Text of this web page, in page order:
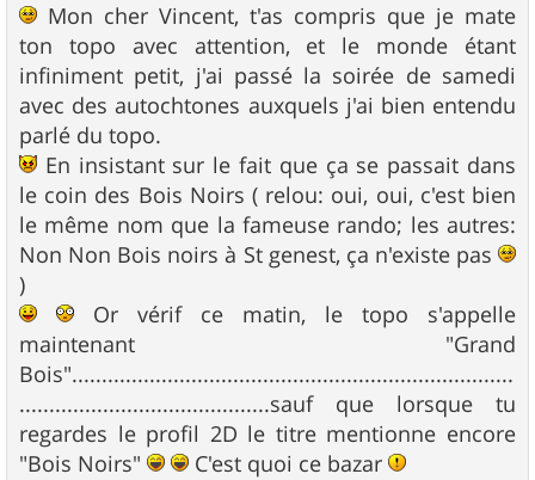
s
a
g
e
Mon cher Vincent, t'as compris que je mate
ton topo avec attention, et le monde étant
infiniment petit, j'ai passé la soirée de samedi
avec des autochtones auxquels j'ai bien entendu
parlé du topo.
En insistant sur le fait que ça se passait dans
le coin des Bois Noirs ( relou: oui, oui, c'est bien
le même nom que la fameuse rando; les autres:
Non Non Bois noirs à St genest, ça n'existe pas
)
Or vérif ce matin, le topo s'appelle
maintenant "Grand
Bois"..........................................................................
..........................................sauf que lorsque tu
regardes le profil 2D le titre mentionne encore
"Bois Noirs"
C'est quoi ce bazar